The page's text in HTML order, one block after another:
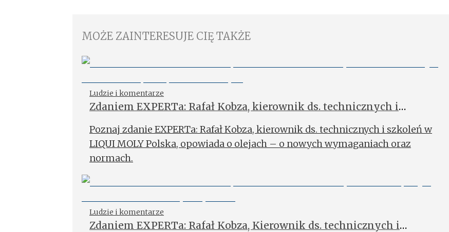
MOŻE ZAINTERESUJE CIĘ TAKŻE
Ludzie i komentarze
Zdaniem EXPERTa: Rafał Kobza, kierownik ds. technicznych i
Poznaj zdanie EXPERTa: Rafał Kobza, kierownik ds. technicznych i szkoleń w
LIQUI MOLY Polska, opowiada o olejach – o nowych wymaganiach oraz
normach.
Ludzie i komentarze
Zdaniem EXPERTa: Rafał Kobza, Kierownik ds. technicznych i